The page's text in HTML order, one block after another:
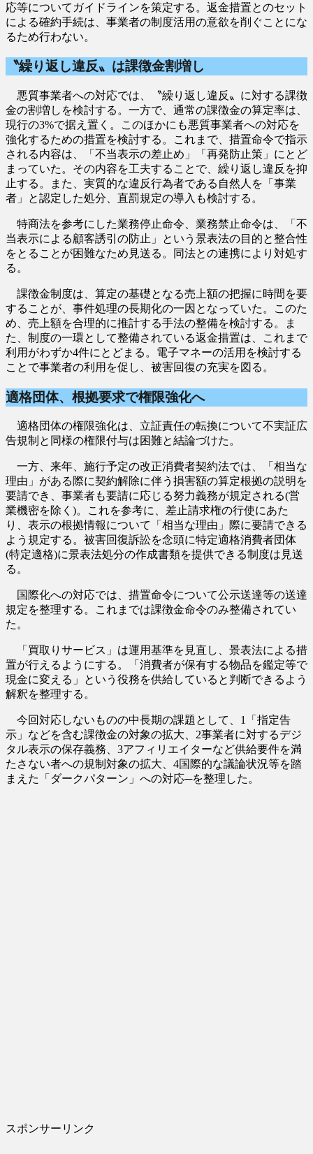
応等についてガイドラインを策定する。返金措置とのセット
による確約手続は、事業者の制度活用の意欲を削ぐことにな
るため行わない。
〝繰り返し違反〟は課徴金割増し
悪質事業者への対応では、〝繰り返し違反〟に対する課徴
金の割増しを検討する。一方で、通常の課徴金の算定率は、
現行の3%で据え置く。このほかにも悪質事業者への対応を
強化するための措置を検討する。これまで、措置命令で指示
される内容は、「不当表示の差止め」「再発防止策」にとど
まっていた。その内容を工夫することで、繰り返し違反を抑
止する。また、実質的な違反行為者である自然人を「事業
者」と認定した処分、直罰規定の導入も検討する。
特商法を参考にした業務停止命令、業務禁止命令は、「不
当表示による顧客誘引の防止」という景表法の目的と整合性
をとることが困難なため見送る。同法との連携により対処す
る。
課徴金制度は、算定の基礎となる売上額の把握に時間を要
することが、事件処理の長期化の一因となっていた。このた
め、売上額を合理的に推計する手法の整備を検討する。ま
た、制度の一環として整備されている返金措置は、これまで
利用がわずか4件にとどまる。電子マネーの活用を検討する
ことで事業者の利用を促し、被害回復の充実を図る。
適格団体、根拠要求で権限強化へ
適格団体の権限強化は、立証責任の転換について不実証広
告規制と同様の権限付与は困難と結論づけた。
一方、来年、施行予定の改正消費者契約法では、「相当な
理由」がある際に契約解除に伴う損害額の算定根拠の説明を
要請でき、事業者も要請に応じる努力義務が規定される(営
業機密を除く)。これを参考に、差止請求権の行使にあた
り、表示の根拠情報について「相当な理由」際に要請できる
よう規定する。被害回復訴訟を念頭に特定適格消費者団体
(特定適格)に景表法処分の作成書類を提供できる制度は見送
る。
国際化への対応では、措置命令について公示送達等の送達
規定を整理する。これまでは課徴金命令のみ整備されてい
た。
「買取りサービス」は運用基準を見直し、景表法による措
置が行えるようにする。「消費者が保有する物品を鑑定等で
現金に変える」という役務を供給していると判断できるよう
解釈を整理する。
今回対応しないものの中長期の課題として、1「指定告
示」などを含む課徴金の対象の拡大、2事業者に対するデジ
タル表示の保存義務、3アフィリエイターなど供給要件を満
たさない者への規制対象の拡大、4国際的な議論状況等を踏
まえた「ダークパターン」への対応─を整理した。
スポンサーリンク